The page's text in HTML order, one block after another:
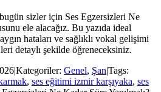
sizler için Ses Egzersizleri Ne
ele alacağız. Bu yazıda ideal
hataları ve sağlıklı vokal gelişimi
detaylı şekilde öğreneceksiniz.
|Kategoriler: Genel, Şan|Tags:
, ses eğitimi izmir karşıyaka, ses